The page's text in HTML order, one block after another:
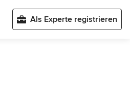
Als Experte registrieren